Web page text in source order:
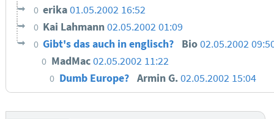
0 erika01.05.2002 16:52
0 Kai Lahmann02.05.2002 01:09
0 Gibt's das auch in englisch? Bio02.05.2002
0 MadMac02.05.2002 11:22
0 Dumb Europe? Armin G.02.05.2002 15:04